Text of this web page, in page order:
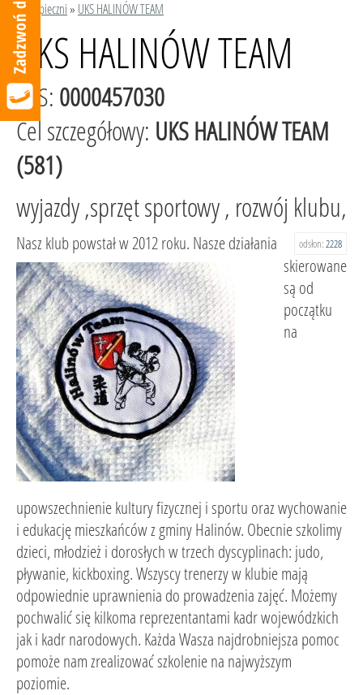
Podopieczni» UKS HALINÓW TEAM
UKS HALINÓW TEAM
KRS: 0000457030
Cel szczegółowy: UKS HALINÓW TEAM
(581)
wyjazdy ,sprzęt sportowy , rozwój klubu,
odsłon:2228
Nasz klub powstał w 2012 roku. Nasze działania
skierowane
są od
początku
na
upowszechnienie kultury fizycznej i sportu oraz wychowanie
i edukację mieszkańców z gminy Halinów. Obecnie szkolimy
dzieci, młodzież i dorosłych w trzech dyscyplinach: judo,
pływanie, kickboxing. Wszyscy trenerzy w klubie mają
odpowiednie uprawnienia do prowadzenia zajęć. Możemy
pochwalić się kilkoma reprezentantami kadr wojewódzkich
jak i kadr narodowych. Każda Wasza najdrobniejsza pomoc
pomoże nam zrealizować szkolenie na najwyższym
poziomie.